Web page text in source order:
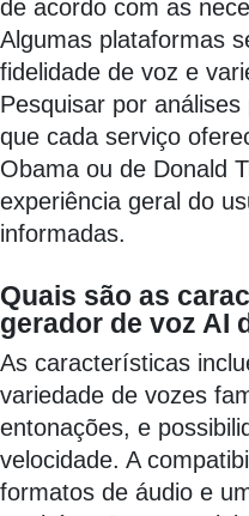
de acordo com as
Algumas plataformas
fidelidade de voz e
Pesquisar por
que cada serviço
Obama ou de Donald
experiência geral do
informadas.
Quais são as
gerador de voz AI
As características
variedade de vozes
entonações, e
velocidade. A
formatos de áudio e